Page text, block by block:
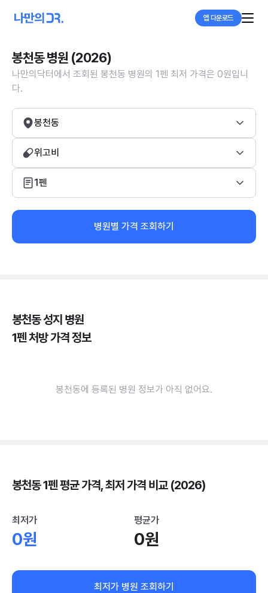
앱 다운로드
봉천동 병원 (2026)
나만의닥터에서 조회된 봉천동 병원의 1펜 최저 가격은 0원입니
다.
봉천동
위고비
1펜
병원별 가격 조회하기
봉천동 성지 병원
1펜 처방 가격 정보
봉천동에 등록된 병원 정보가 아직 없어요.
봉천동 1펜 평균 가격, 최저 가격 비교 (2026)
최저가
0원
평균가
0원
최저가 병원 조회하기